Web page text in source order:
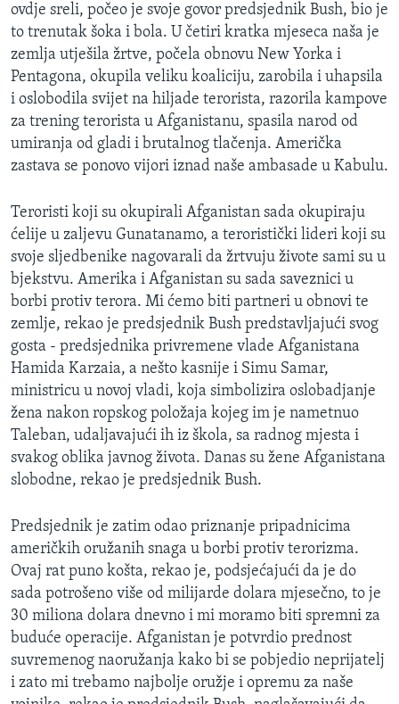
ovdje sreli, počeo je svoje govor predsjednik Bush, bio je
to trenutak šoka i bola. U četiri kratka mjeseca naša je
zemlja utješila žrtve, počela obnovu New Yorka i
Pentagona, okupila veliku koaliciju, zarobila i uhapsila
i oslobodila svijet na hiljade terorista, razorila kampove
za trening terorista u Afganistanu, spasila narod od
umiranja od gladi i brutalnog tlačenja. Američka
zastava se ponovo vijori iznad naše ambasade u Kabulu.
Teroristi koji su okupirali Afganistan sada okupiraju
ćelije u zaljevu Gunatanamo, a teroristički lideri koji su
svoje sljedbenike nagovarali da žrtvuju živote sami su u
bjekstvu. Amerika i Afganistan su sada saveznici u
borbi protiv terora. Mi ćemo biti partneri u obnovi te
zemlje, rekao je predsjednik Bush predstavljajući svog
gosta - predsjednika privremene vlade Afganistana
Hamida Karzaia, a nešto kasnije i Simu Samar,
ministricu u novoj vladi, koja simbolizira oslobadjanje
žena nakon ropskog položaja kojeg im je nametnuo
Taleban, udaljavajući ih iz škola, sa radnog mjesta i
svakog oblika javnog života. Danas su žene Afganistana
slobodne, rekao je predsjednik Bush.
Predsjednik je zatim odao priznanje pripadnicima
američkih oružanih snaga u borbi protiv terorizma.
Ovaj rat puno košta, rekao je, podsjećajući da je do
sada potrošeno više od milijarde dolara mjesečno, to je
30 miliona dolara dnevno i mi moramo biti spremni za
buduće operacije. Afganistan je potvrdio prednost
suvremenog naoružanja kako bi se pobjedio neprijatelj
i zato mi trebamo najbolje oružje i opremu za naše